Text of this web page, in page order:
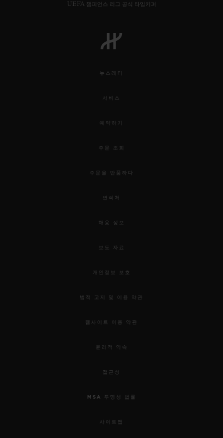
UEFA 챔피언스 리그 공식 타임키퍼
뉴스레터
서비스
예약하기
주문 조회
주문을 반품하다
연락처
채용 정보
보도 자료
개인정보 보호
법적 고지 및 이용 약관
웹사이트 이용 약관
윤리적 약속
접근성
MSA 투명성 법률
사이트맵